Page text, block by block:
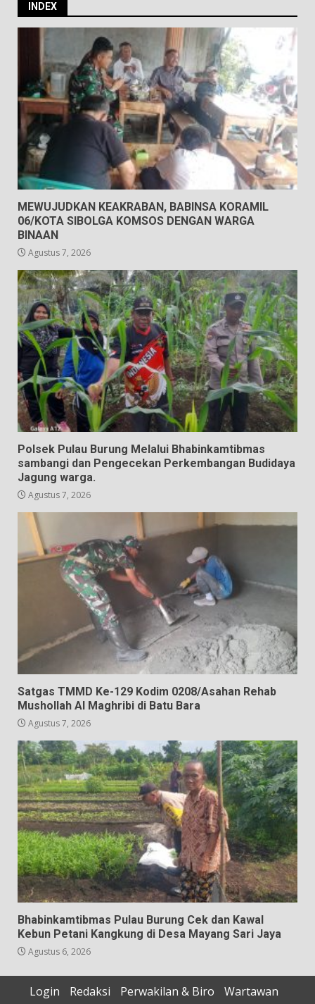
INDEX
MEWUJUDKAN KEAKRABAN, BABINSA KORAMIL
06/KOTA SIBOLGA KOMSOS DENGAN WARGA
BINAAN
Agustus 7, 2026
Polsek Pulau Burung Melalui Bhabinkamtibmas
sambangi dan Pengecekan Perkembangan Budidaya
Jagung warga.
Agustus 7, 2026
Satgas TMMD Ke-129 Kodim 0208/Asahan Rehab
Mushollah Al Maghribi di Batu Bara
Agustus 7, 2026
Bhabinkamtibmas Pulau Burung Cek dan Kawal
Kebun Petani Kangkung di Desa Mayang Sari Jaya
Agustus 6, 2026
Login Redaksi Perwakilan & Biro Wartawan